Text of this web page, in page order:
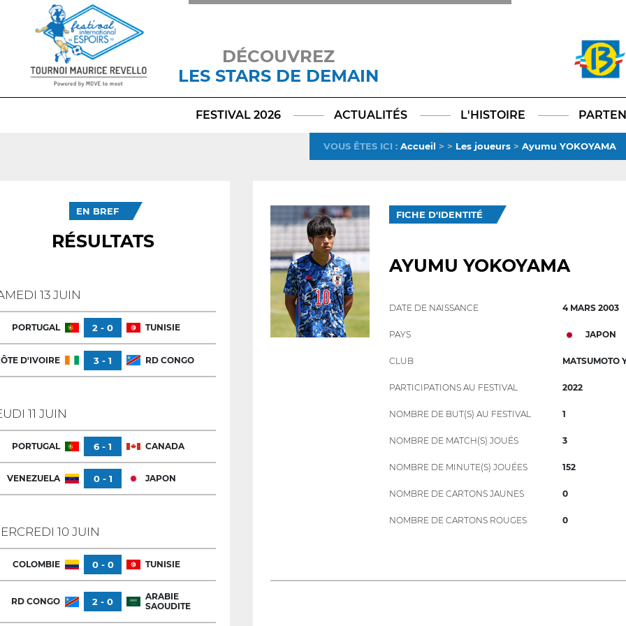
DÉCOUVREZ
LES STARS DE DEMAIN
TikTokLinkedIn
X
FESTIVAL 2026 ACTUALITÉS L'HISTOIRE
VOUS ÊTES ICI : Accueil > > Les joueurs> Ayumu YOKOYAMA
EN BREF
RÉSULTATS
13 JUIN
PORTUGAL 2 - 0 TUNISIE
D'IVOIRE 3 - 1 RD CONGO
11 JUIN
PORTUGAL 6 - 1 CANADA
VENEZUELA 0 - 1 JAPON
10 JUIN
COLOMBIE 0 - 0 TUNISIE
RD CONGO 2 - 0
ARABIE
SAOUDITE
FICHE D'IDENTITÉ
AYUMU YOKOYAMA
DATE DE NAISSANCE 4 MARS 2003
PAYS JAPON
CLUB MATSUMOTO
PARTICIPATIONS AU FESTIVAL 2022
NOMBRE DE BUT(S) AU FESTIVAL 1
NOMBRE DE MATCH(S) JOUÉS 3
NOMBRE DE MINUTE(S) JOUÉES 152
NOMBRE DE CARTONS JAUNES 0
NOMBRE DE CARTONS ROUGES 0